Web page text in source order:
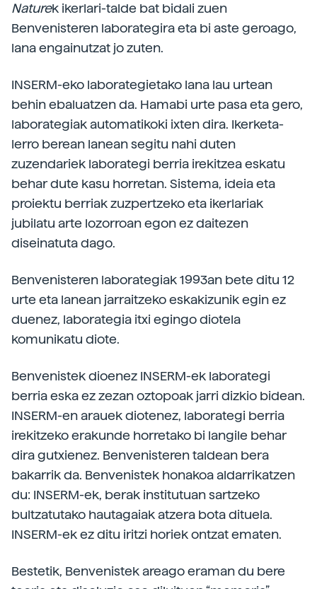
Naturek ikerlari-talde bat bidali zuen
Benvenisteren laborategira eta bi aste geroago,
lana engainutzat jo zuten.
INSERM-eko laborategietako lana lau urtean
behin ebaluatzen da. Hamabi urte pasa eta gero,
laborategiak automatikoki ixten dira. Ikerketa-
lerro berean lanean segitu nahi duten
zuzendariek laborategi berria irekitzea eskatu
behar dute kasu horretan. Sistema, ideia eta
proiektu berriak zuzpertzeko eta ikerlariak
jubilatu arte lozorroan egon ez daitezen
diseinatuta dago.
Benvenisteren laborategiak 1993an bete ditu 12
urte eta lanean jarraitzeko eskakizunik egin ez
duenez, laborategia itxi egingo diotela
komunikatu diote.
Benvenistek dioenez INSERM-ek laborategi
berria eska ez zezan oztopoak jarri dizkio bidean.
INSERM-en arauek diotenez, laborategi berria
irekitzeko erakunde horretako bi langile behar
dira gutxienez. Benvenisteren taldean bera
bakarrik da. Benvenistek honakoa aldarrikatzen
du: INSERM-ek, berak institutuan sartzeko
bultzatutako hautagaiak atzera bota dituela.
INSERM-ek ez ditu iritzi horiek ontzat ematen.
Bestetik, Benvenistek areago eraman du bere